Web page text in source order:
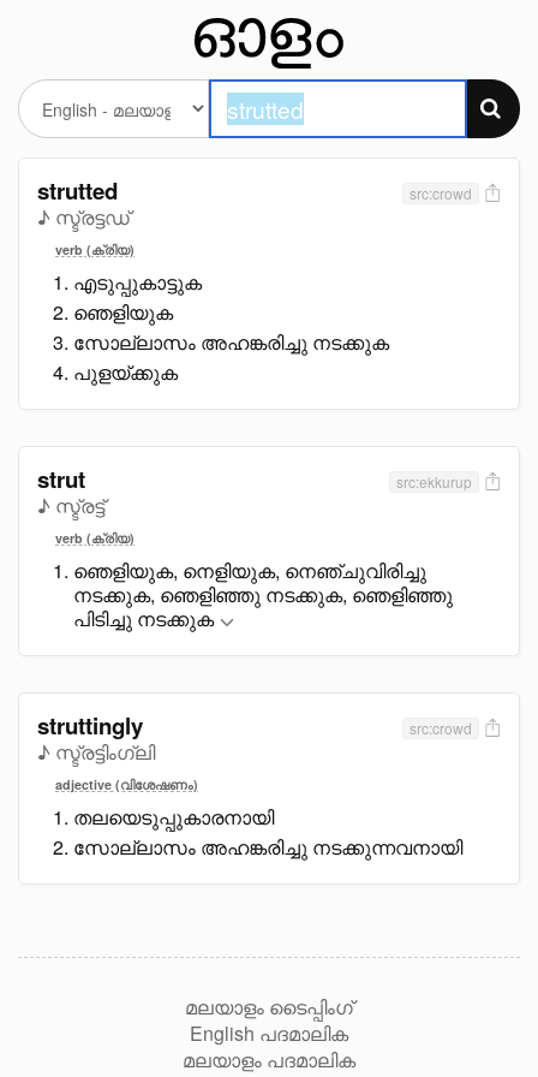
strutted
♪ സ്ട്രട്ടഡ്
src:crowd
verb (ക്രിയ)
എടുപ്പുകാട്ടുക
ഞെളിയുക
സോല്ലാസം അഹങ്കരിച്ചു നടക്കുക
പുളയ്ക്കുക
strut
♪ സ്ട്രട്ട്
src:ekkurup
verb (ക്രിയ)
ഞെളിയുക, നെളിയുക, നെഞ്ചുവിരിച്ചു
നടക്കുക, ഞെളിഞ്ഞു നടക്കുക, ഞെളിഞ്ഞു
പിടിച്ചു നടക്കുക
struttingly
♪ സ്ട്രട്ടിംഗ്ലി
src:crowd
adjective (വിശേഷണം)
തലയെടുപ്പുകാരനായി
സോല്ലാസം അഹങ്കരിച്ചു നടക്കുന്നവനായി
മലയാളം ടൈപ്പിംഗ്
English പദമാലിക
മലയാളം പദമാലിക